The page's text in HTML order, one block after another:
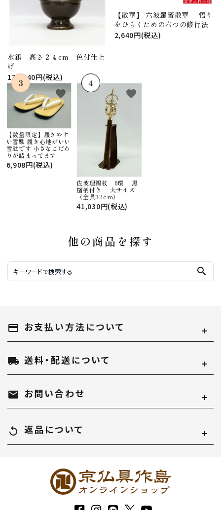
水鋲 高さ２４cm 色付仕上
げ
130,240円(税込)
【散華】 六波羅蜜散華 悟り
をひらくための六つの修行法
2,640円(税込)
【数量限定】履きやす
い雪駄 履き心地がいい
雪駄です 小さなこだわ
りが詰まってます
6,908円(税込)
favorite
佐波理錫杖 6環 黒
檀柄付き 大サイズ
（全長32cm）
41,030円(税込)
favorite
他の商品を探す
search
payment お支払い方法について
local_shipping 送料・配送について
mail お問い合わせ
replay 返品について